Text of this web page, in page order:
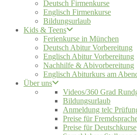
Deutsch Firmenkurse
Englisch Firmenkurse
Bildungsurlaub
Kids & Teens
Ferienkurse in München
Deutsch Abitur Vorbereitung
Englisch Abitur Vorbereitung
Nachhilfe & Abivorbereitung
Englisch Abiturkurs am
Über uns
Videos/360 Grad
Bildungsurlaub
Anmeldung telc
Preise für
Preise für Deutschkurse